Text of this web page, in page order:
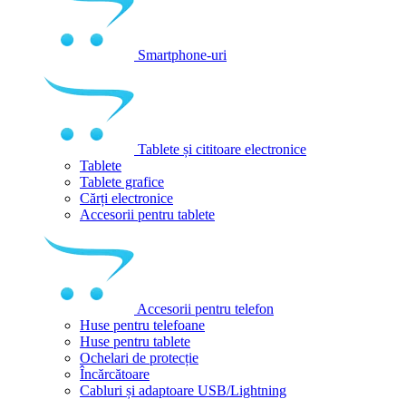
Smartphone-uri
Tablete și cititoare electronice
Tablete
Tablete grafice
Cărți electronice
Accesorii pentru tablete
Accesorii pentru telefon
Huse pentru telefoane
Huse pentru tablete
Ochelari de protecție
Încărcătoare
Cabluri și adaptoare USB/Lightning